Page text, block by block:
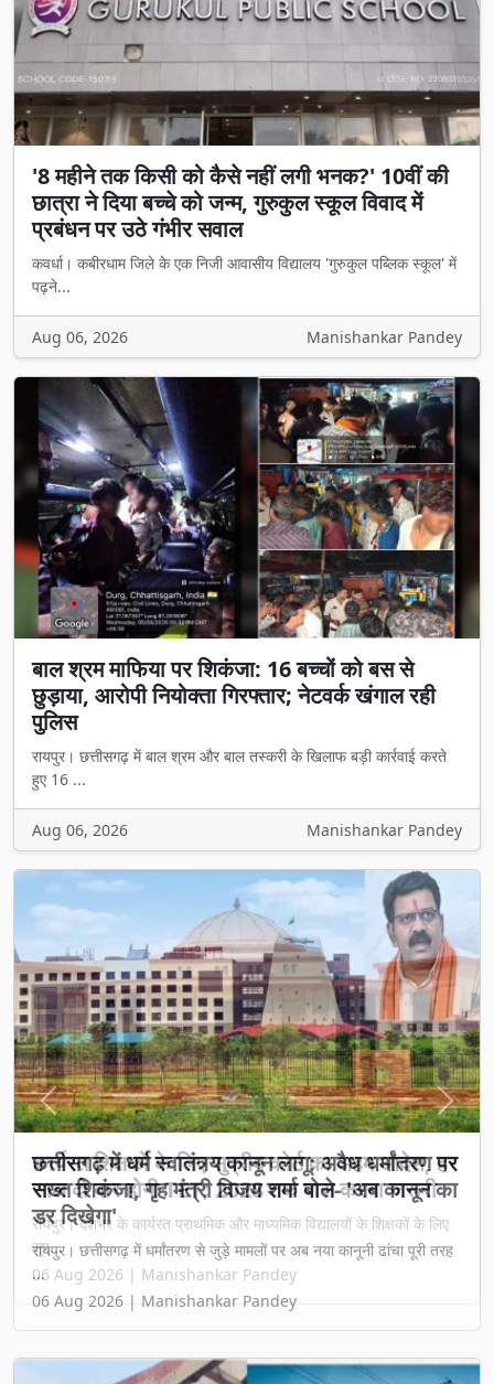
'8 महीने तक किसी को कैसे नहीं लगी भनक?' 10वीं की
छात्रा ने दिया बच्चे को जन्म, गुरुकुल स्कूल विवाद में
प्रबंधन पर उठे गंभीर सवाल
कवर्धा। कबीरधाम जिले के एक निजी आवासीय विद्यालय 'गुरुकुल पब्लिक स्कूल' में
पढ़ने...
Aug 06, 2026 Manishankar Pandey
बाल श्रम माफिया पर शिकंजा: 16 बच्चों को बस से
छुड़ाया, आरोपी नियोक्ता गिरफ्तार; नेटवर्क खंगाल रही
पुलिस
रायपुर। छत्तीसगढ़ में बाल श्रम और बाल तस्करी के खिलाफ बड़ी कार्रवाई करते
हुए 16 ...
Aug 06, 2026 Manishankar Pandey
छत्तीसगढ़ में धर्म स्वातंत्र्य कानून लागू: अवैध धर्मांतरण पर
सख्त शिकंजा, गृह मंत्री विजय शर्मा बोले- 'अब कानून का
डर दिखेगा'
रायपुर। छत्तीसगढ़ में धर्मांतरण से जुड़े मामलों पर अब नया कानूनी ढांचा पूरी तरह
...
06 Aug 2026 | Manishankar Pandey
Previous Next